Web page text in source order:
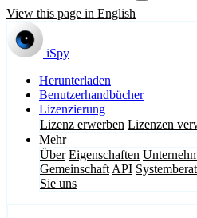
View this page in English
iSpy
Herunterladen
Benutzerhandbücher
Lizenzierung
Lizenz erwerben Lizenzen
Mehr
Über Eigenschaften
Gemeinschaft API
Sie uns